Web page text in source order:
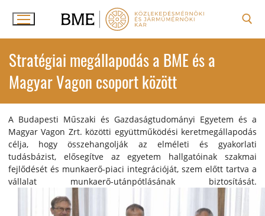
Stratégiai megállapodás a BME és a
Magyar Vagon csoport között
A Budapesti Műszaki és Gazdaságtudományi Egyetem és a
Magyar Vagon Zrt. közötti együttműködési keretmegállapodás
célja, hogy összehangolják az elméleti és gyakorlati
tudásbázist, elősegítve az egyetem hallgatóinak szakmai
fejlődését és munkaerő-piaci integrációját, szem előtt tartva a
vállalat munkaerő-utánpótlásának biztosítását.